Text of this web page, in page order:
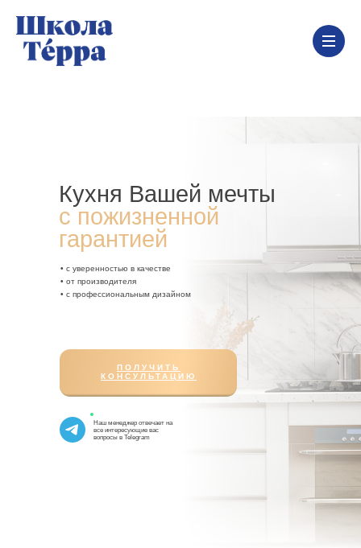
Кухня Вашей мечты
с пожизненной
гарантией
• с уверенностью в качестве
• от производителя
• с профессиональным дизайном
ПОЛУЧИТЬ
КОНСУЛЬТАЦИЮ
Наш менеджер отвечает на
все интересующие вас
вопросы в Telegram